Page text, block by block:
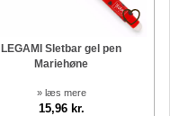
LEGAMI Sletbar gel pen
Mariehøne
» læs mere
15,96 kr.